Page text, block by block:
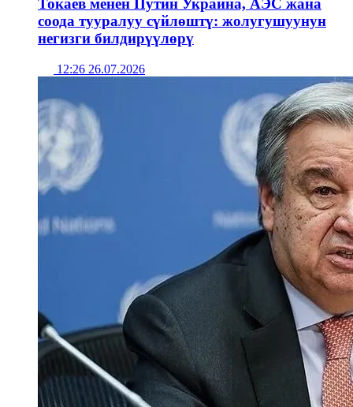
Токаев менен Путин Украина, АЭС жана
соода тууралуу сүйлөштү: жолугушуунун
негизги билдирүүлөрү
12:26 26.07.2026